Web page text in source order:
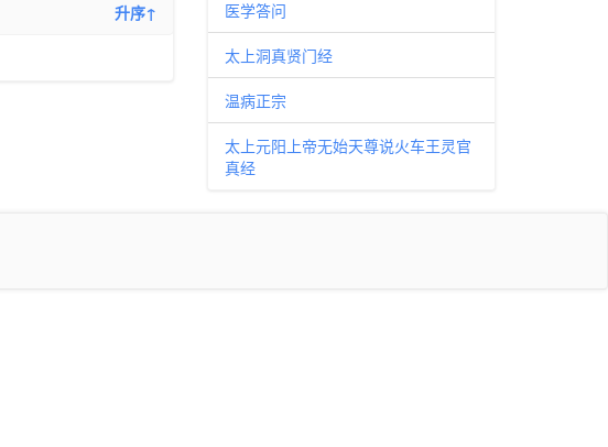
升序↑ 医学答问
太上洞真贤门经
温病正宗
太上元阳上帝无始天尊说火车王灵官
真经